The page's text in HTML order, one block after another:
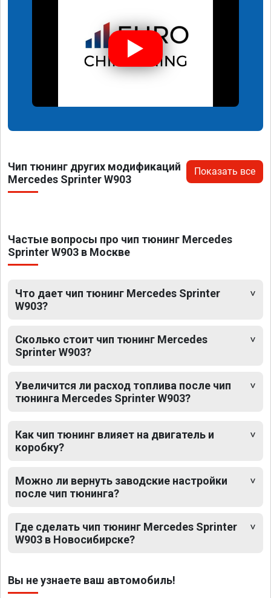
Чип тюнинг других модификаций
Mercedes Sprinter W903
Показать все
Частые вопросы про чип тюнинг Mercedes
Sprinter W903 в Москве
Что дает чип тюнинг Mercedes Sprinter
W903?
Сколько стоит чип тюнинг Mercedes
Sprinter W903?
Увеличится ли расход топлива после чип
тюнинга Mercedes Sprinter W903?
Как чип тюнинг влияет на двигатель и
коробку?
Можно ли вернуть заводские настройки
после чип тюнинга?
Где сделать чип тюнинг Mercedes Sprinter
W903 в Новосибирске?
Вы не узнаете ваш автомобиль!